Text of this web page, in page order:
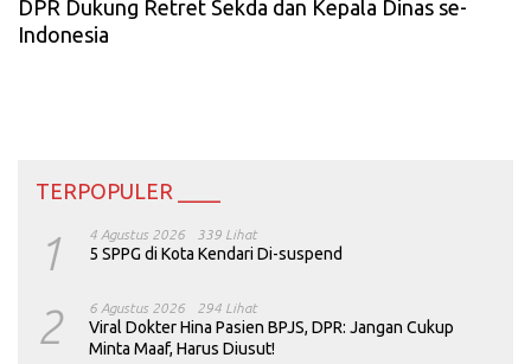
DPR Dukung Retret Sekda dan Kepala Dinas se-
Indonesia
TERPOPULER ____
1 4 Agustus 2026 339 Lihat
5 SPPG di Kota Kendari Di-suspend
2 6 Agustus 2026 294 Lihat
Viral Dokter Hina Pasien BPJS, DPR: Jangan Cukup
Minta Maaf, Harus Diusut!